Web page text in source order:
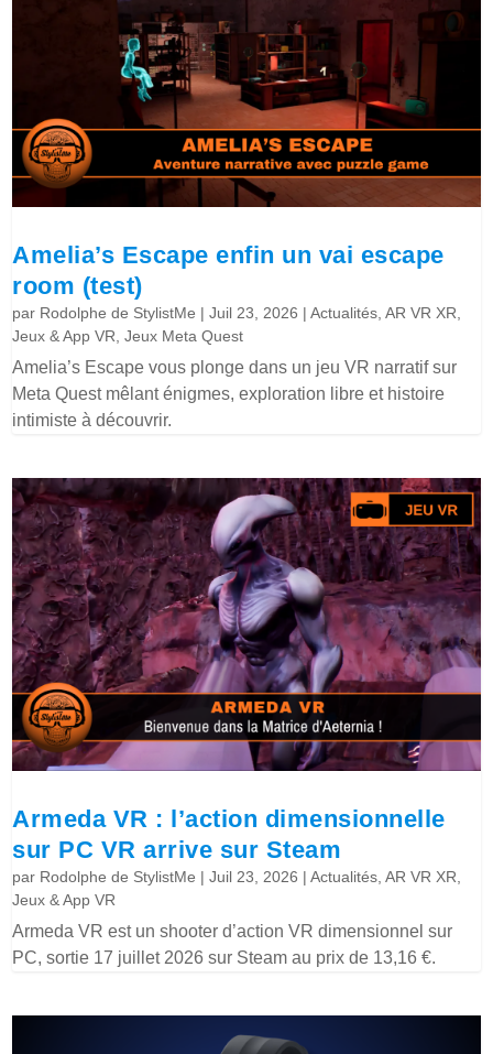
Amelia’s Escape enfin un vai escape
room (test)
par Rodolphe de StylistMe |Juil 23, 2026 |Actualités ,AR VR XR
Jeux & App VR ,Jeux Meta Quest
Amelia’s Escape vous plonge dans un jeu VR narratif sur
Meta Quest mêlant énigmes, exploration libre et histoire
intimiste à découvrir.
Armeda VR : l’action dimensionnelle
sur PC VR arrive sur Steam
par Rodolphe de StylistMe |Juil 23, 2026 |Actualités ,AR VR XR
Jeux & App VR
Armeda VR est un shooter d’action VR dimensionnel sur
PC, sortie 17 juillet 2026 sur Steam au prix de 13,16 €.